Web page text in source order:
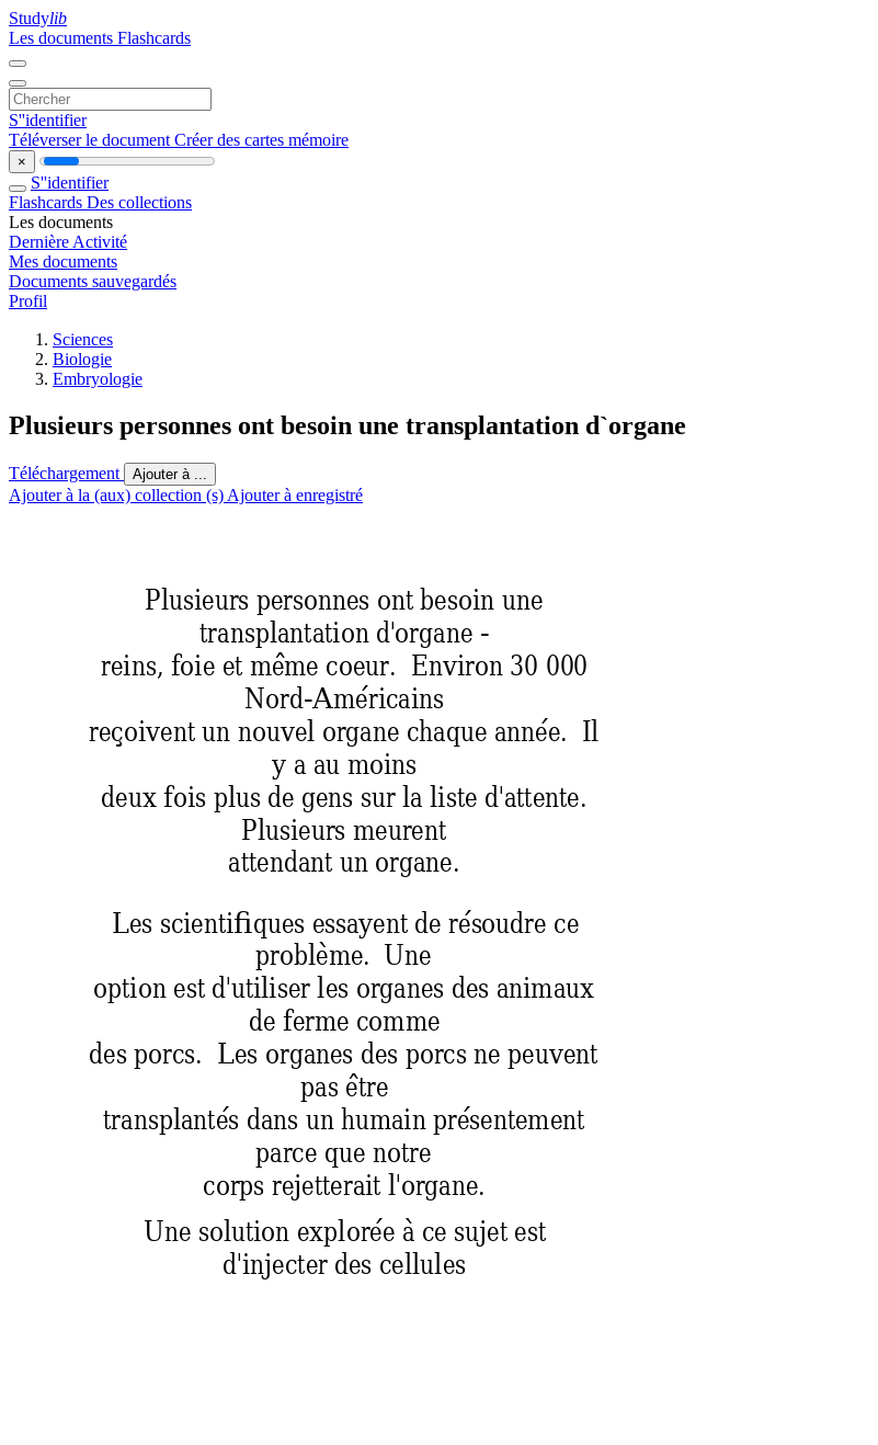
Studylib
Les documents Flashcards
S''identifier
Téléverser le document Créer des cartes mémoire
×
S''identifier
Flashcards Des collections
Les documents
Dernière Activité
Mes documents
Documents sauvegardés
Profil
Sciences
Biologie
Embryologie
Plusieurs personnes ont besoin une transplantation d`organe
Téléchargement Ajouter à ...
Ajouter à la (aux) collection (s) Ajouter à enregistré
Plusieurs personnes ont besoin une
transplantation d'organe -
reins, foie et même coeur.  Environ 30 000
Nord-Américains
reçoivent un nouvel organe chaque année.  Il
y a au moins
deux fois plus de gens sur la liste d'attente.
Plusieurs meurent
attendant un organe.
Les scientifiques essayent de résoudre ce
problème. Une
option est d'utiliser les organes des animaux
de ferme comme
des porcs.  Les organes des porcs ne peuvent
pas être
transplantés dans un humain présentement
parce que notre
corps rejetterait l'organe.
Une solution explorée à ce sujet est
d'injecter des cellules